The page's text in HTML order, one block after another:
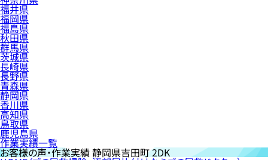
福井県
福岡県
福島県
秋田県
群馬県
茨城県
長崎県
長野県
青森県
静岡県
香川県
高知県
鳥取県
鹿児島県
作業実績一覧
お客様の声・作業実績静岡県吉田町 2DK